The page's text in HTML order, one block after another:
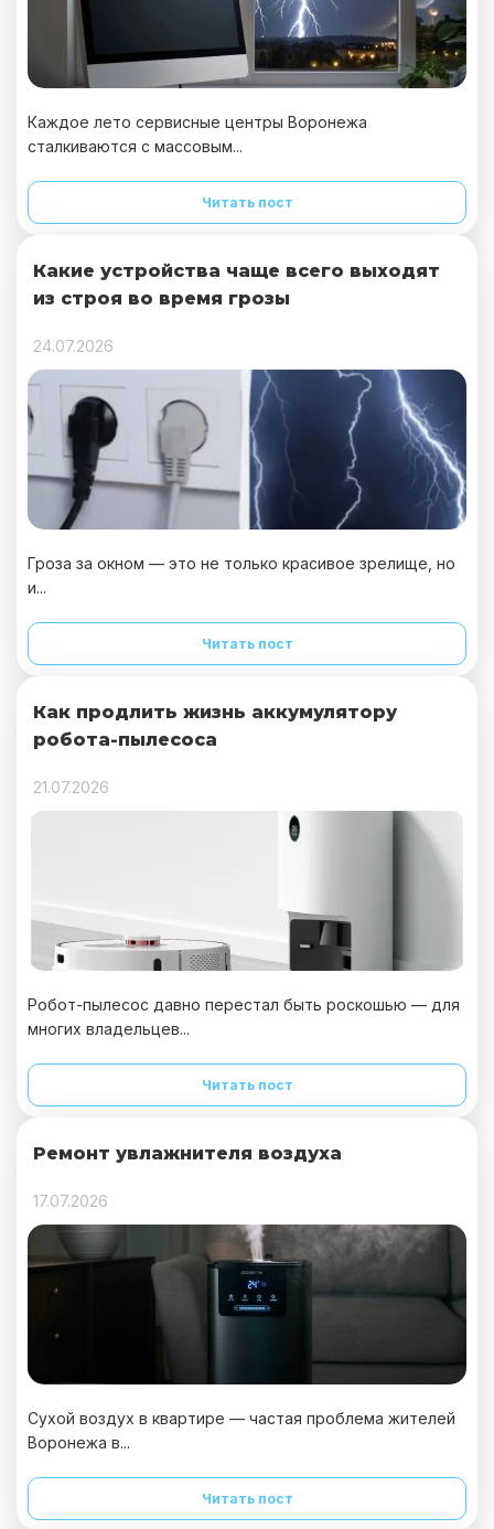
Каждое лето сервисные центры Воронежа
сталкиваются с массовым...
Читать пост
Какие устройства чаще всего выходят
из строя во время грозы
24.07.2026
Гроза за окном — это не только красивое зрелище, но
и...
Читать пост
Как продлить жизнь аккумулятору
робота-пылесоса
21.07.2026
Робот-пылесос давно перестал быть роскошью — для
многих владельцев...
Читать пост
Ремонт увлажнителя воздуха
17.07.2026
Сухой воздух в квартире — частая проблема жителей
Воронежа в...
Читать пост